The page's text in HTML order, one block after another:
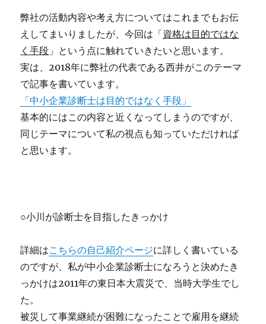
弊社の活動内容や考え方についてはこれまでもお伝
えしてまいりましたが、今回は「資格は目的ではな
く手段 」という点に触れていきたいと思います。
実は、2018年に弊社の代表である西井がこのテーマ
で記事を書いています。
「中小企業診断士は目的ではなく手段」
基本的にはこの内容と近くなってしまうのですが、
同じテーマについて私の視点も知っていただければ
と思います。
○小川が診断士を目指したきっかけ
詳細はこちらの自己紹介ページに詳しく書いている
のですが、私が中小企業診断士になろうと決めたき
っかけは2011年の東日本大震災で、当時大学生でし
た。
被災して事業継続が困難になったことで雇用を継続